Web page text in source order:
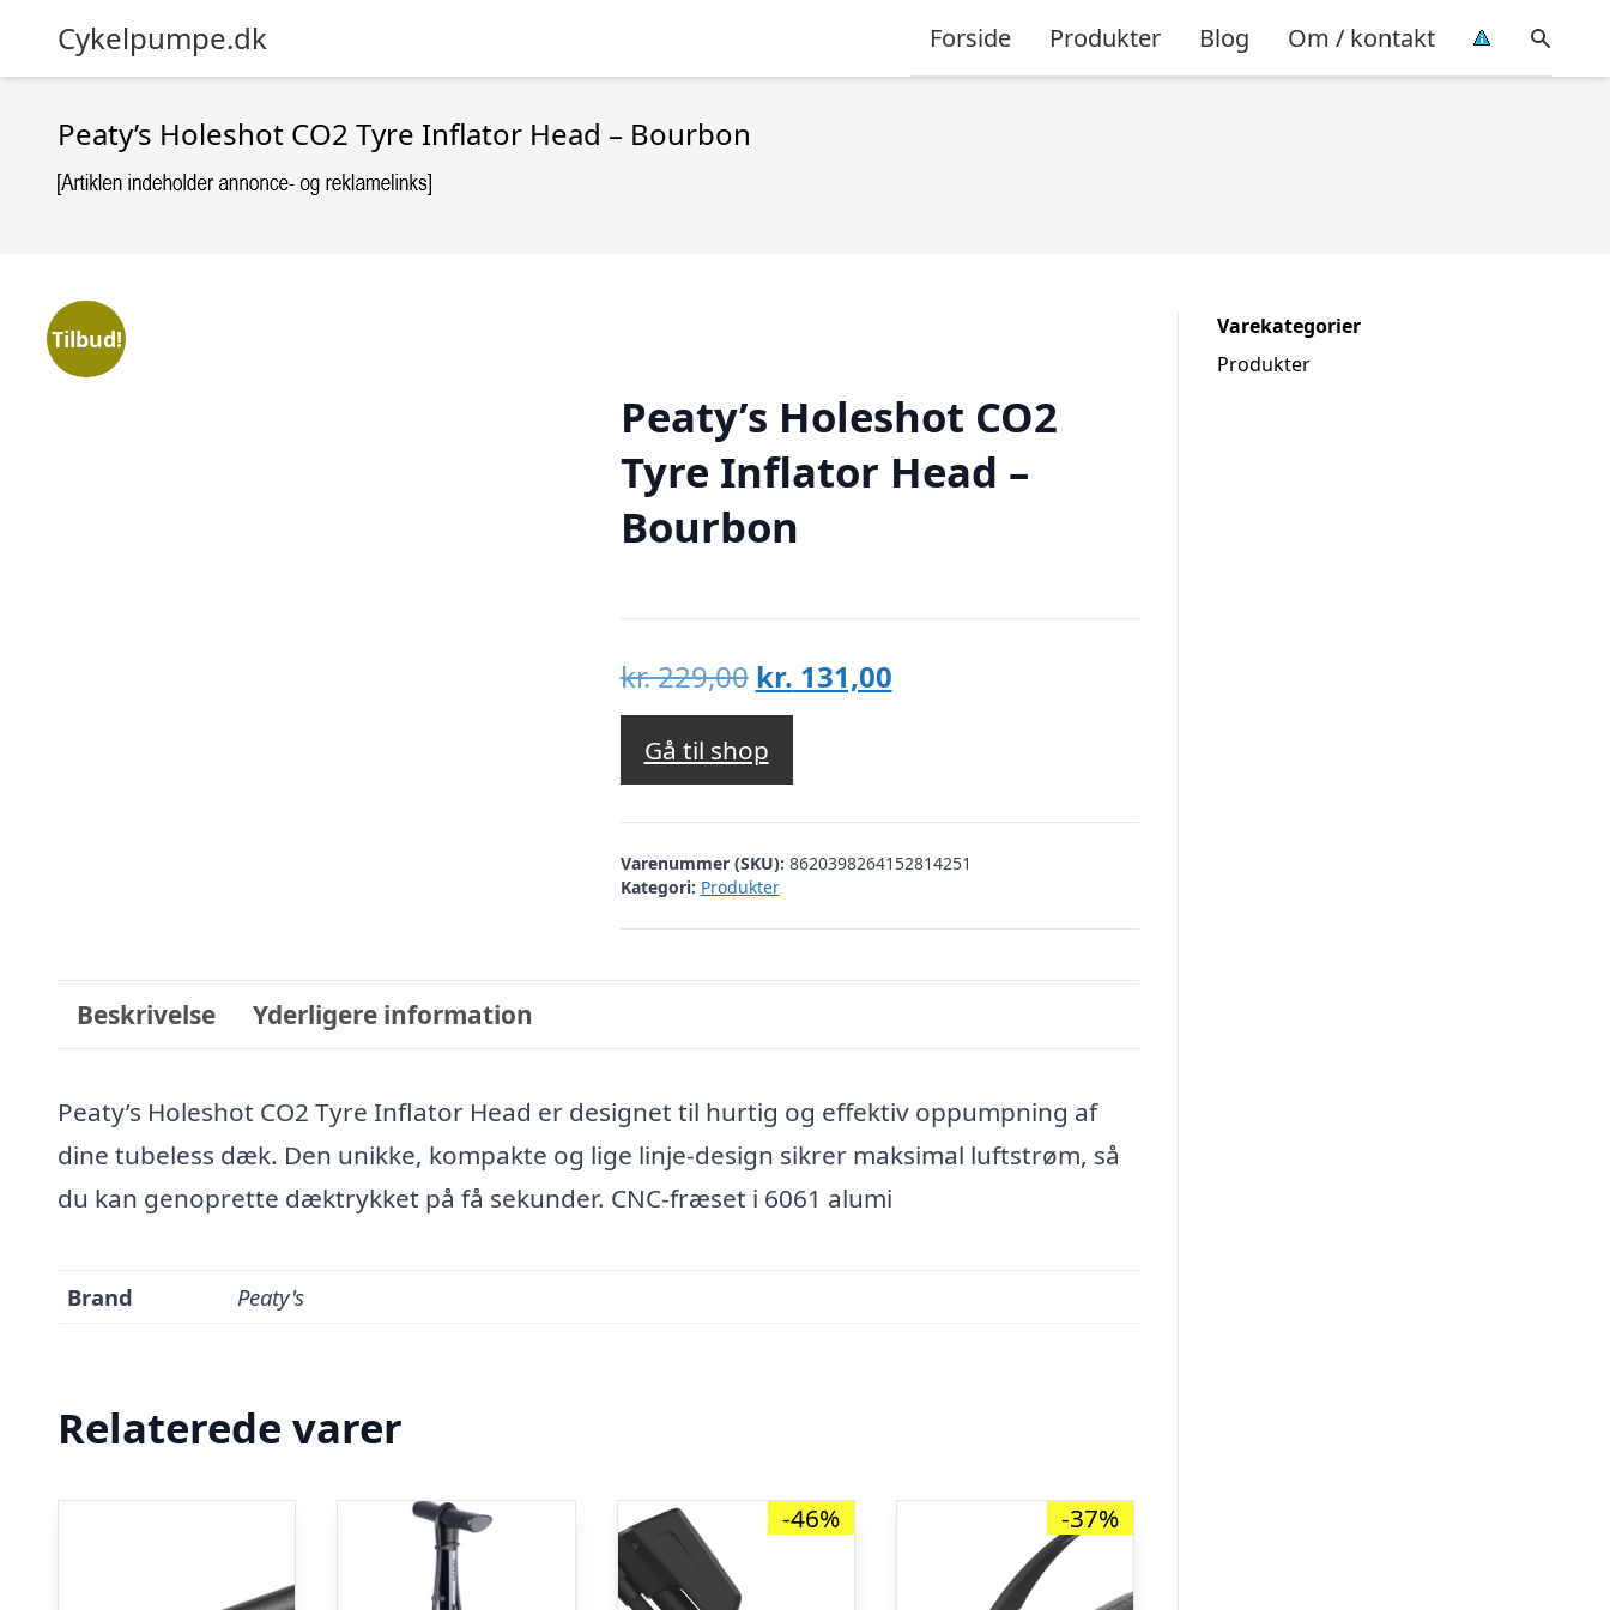
Cykelpumpe.dk Forside Produkter Blog Om / kontakt
Peaty’s Holeshot CO2 Tyre Inflator Head – Bourbon
Tilbud!
Peaty’s Holeshot CO2
Tyre Inflator Head –
Bourbon
kr.229,00 Den
oprindelige
pris
var:
kr. 229,00.
kr. 131,00Den
kr. 131,00.
Gå til shop
Varenummer (SKU): 8620398264152814251
Kategori: Produkter
Beskrivelse Yderligere information
Peaty’s Holeshot CO2 Tyre Inflator Head er designet til hurtig og effektiv oppumpning af
dine tubeless dæk. Den unikke, kompakte og lige linje-design sikrer maksimal luftstrøm, så
du kan genoprette dæktrykket på få sekunder. CNC-fræset i 6061 alumi
Brand Peaty's
Relaterede varer
-46% -37%
Varekategorier
Produkter